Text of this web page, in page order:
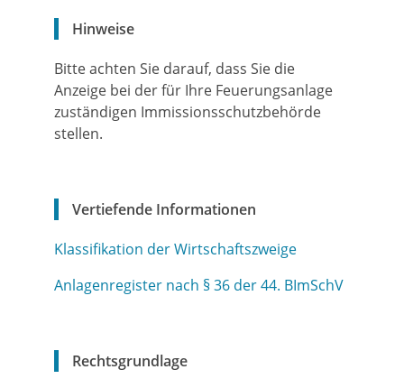
Hinweise
Bitte achten Sie darauf, dass Sie die
Anzeige bei der für Ihre Feuerungsanlage
zuständigen Immissionsschutzbehörde
stellen.
Vertiefende Informationen
Klassifikation der Wirtschaftszweige
Anlagenregister nach § 36 der 44. BImSchV
Rechtsgrundlage